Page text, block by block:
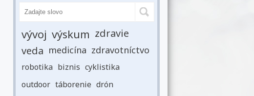
vývoj výskum zdravie
veda medicína zdravotníctvo
robotika biznis cyklistika
outdoor táborenie drón